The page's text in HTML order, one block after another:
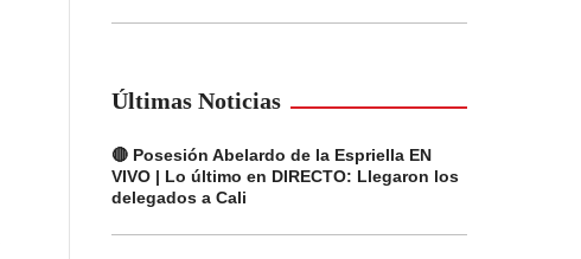
Últimas Noticias
🔴 Posesión Abelardo de la Espriella EN
VIVO | Lo último en DIRECTO: Llegaron los
delegados a Cali